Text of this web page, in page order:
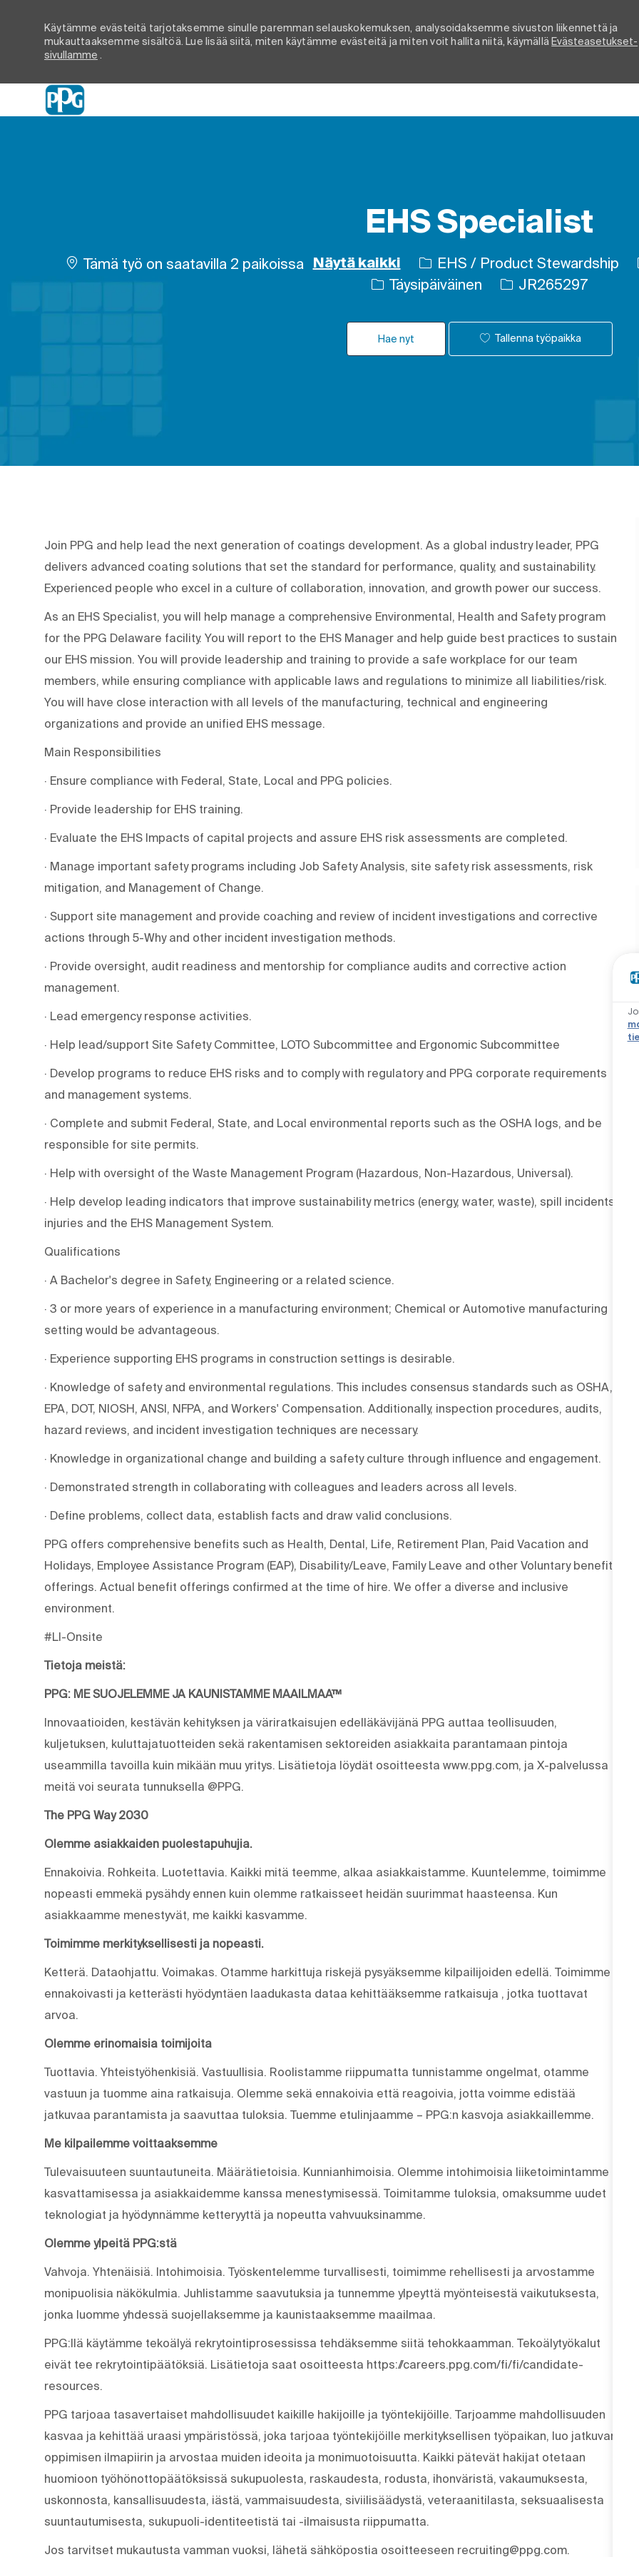
Käytämme evästeitä tarjotaksemme sinulle paremman selauskokemuksen, analysoidaksemme sivuston liikennettä ja
mukauttaaksemme sisältöä. Lue lisää siitä, miten käytämme evästeitä ja miten voit hallita niitä, käymällä Evästeasetukset-
sivullamme .
EHS Specialist
Tämä työ on saatavilla 2 paikoissa Näytä kaikki EHS / Product Stewardship
Työn tyyppi
Täysipäiväinen Työn tunnus
JR265297
Hae nyt Tallenna työpaikka
Join PPG and help lead the next generation of coatings development. As a global industry leader, PPG
delivers advanced coating solutions that set the standard for performance, quality, and sustainability.
Experienced people who excel in a culture of collaboration, innovation, and growth power our success.
As an EHS Specialist, you will help manage a comprehensive Environmental, Health and Safety program
for the PPG Delaware facility. You will report to the EHS Manager and help guide best practices to sustain
our EHS mission. You will provide leadership and training to provide a safe workplace for our team
members, while ensuring compliance with applicable laws and regulations to minimize all liabilities/risk.
You will have close interaction with all levels of the manufacturing, technical and engineering
organizations and provide an unified EHS message.
Main Responsibilities
· Ensure compliance with Federal, State, Local and PPG policies.
· Provide leadership for EHS training.
· Evaluate the EHS Impacts of capital projects and assure EHS risk assessments are completed.
· Manage important safety programs including Job Safety Analysis, site safety risk assessments, risk
mitigation, and Management of Change.
· Support site management and provide coaching and review of incident investigations and corrective
actions through 5-Why and other incident investigation methods.
· Provide oversight, audit readiness and mentorship for compliance audits and corrective action
management.
· Lead emergency response activities.
· Help lead/support Site Safety Committee, LOTO Subcommittee and Ergonomic Subcommittee
· Develop programs to reduce EHS risks and to comply with regulatory and PPG corporate requirements
and management systems.
· Complete and submit Federal, State, and Local environmental reports such as the OSHA logs, and be
responsible for site permits.
· Help with oversight of the Waste Management Program (Hazardous, Non-Hazardous, Universal).
· Help develop leading indicators that improve sustainability metrics (energy, water, waste), spill incidents,
injuries and the EHS Management System.
Qualifications
· A Bachelor's degree in Safety, Engineering or a related science.
· 3 or more years of experience in a manufacturing environment; Chemical or Automotive manufacturing
setting would be advantageous.
· Experience supporting EHS programs in construction settings is desirable.
· Knowledge of safety and environmental regulations. This includes consensus standards such as OSHA,
EPA, DOT, NIOSH, ANSI, NFPA, and Workers' Compensation. Additionally, inspection procedures, audits,
hazard reviews, and incident investigation techniques are necessary.
· Knowledge in organizational change and building a safety culture through influence and engagement.
· Demonstrated strength in collaborating with colleagues and leaders across all levels.
· Define problems, collect data, establish facts and draw valid conclusions.
PPG offers comprehensive benefits such as Health, Dental, Life, Retirement Plan, Paid Vacation and
Holidays, Employee Assistance Program (EAP), Disability/Leave, Family Leave and other Voluntary benefit
offerings. Actual benefit offerings confirmed at the time of hire. We offer a diverse and inclusive
environment.
#LI-Onsite
Tietoja meistä:
PPG: ME SUOJELEMME JA KAUNISTAMME MAAILMAA™
Innovaatioiden, kestävän kehityksen ja väriratkaisujen edelläkävijänä PPG auttaa teollisuuden,
kuljetuksen, kuluttajatuotteiden sekä rakentamisen sektoreiden asiakkaita parantamaan pintoja
useammilla tavoilla kuin mikään muu yritys. Lisätietoja löydät osoitteesta www.ppg.com, ja X-palvelussa
meitä voi seurata tunnuksella @PPG.
The PPG Way 2030
Olemme asiakkaiden puolestapuhujia.
Ennakoivia. Rohkeita. Luotettavia. Kaikki mitä teemme, alkaa asiakkaistamme. Kuuntelemme, toimimme
nopeasti emmekä pysähdy ennen kuin olemme ratkaisseet heidän suurimmat haasteensa. Kun
asiakkaamme menestyvät, me kaikki kasvamme.
Toimimme merkityksellisesti ja nopeasti.
Ketterä. Dataohjattu. Voimakas. Otamme harkittuja riskejä pysyäksemme kilpailijoiden edellä. Toimimme
ennakoivasti ja ketterästi hyödyntäen laadukasta dataa kehittääksemme ratkaisuja , jotka tuottavat
arvoa.
Olemme erinomaisia toimijoita
Tuottavia. Yhteistyöhenkisiä. Vastuullisia. Roolistamme riippumatta tunnistamme ongelmat, otamme
vastuun ja tuomme aina ratkaisuja. Olemme sekä ennakoivia että reagoivia, jotta voimme edistää
jatkuvaa parantamista ja saavuttaa tuloksia. Tuemme etulinjaamme – PPG:n kasvoja asiakkaillemme.
Me kilpailemme voittaaksemme
Tulevaisuuteen suuntautuneita. Määrätietoisia. Kunnianhimoisia. Olemme intohimoisia liiketoimintamme
kasvattamisessa ja asiakkaidemme kanssa menestymisessä. Toimitamme tuloksia, omaksumme uudet
teknologiat ja hyödynnämme ketteryyttä ja nopeutta vahvuuksinamme.
Olemme ylpeitä PPG:stä
Vahvoja. Yhtenäisiä. Into­himoisia. Työskentelemme turvallisesti, toimimme rehellisesti ja arvostamme
monipuolisia näkökulmia. Juhlistamme saavutuksia ja tunnemme ylpeyttä myönteisestä vaikutuksesta,
jonka luomme yhdessä suojellaksemme ja kaunistaaksemme maailmaa.
PPG:llä käytämme tekoälyä rekrytointiprosessissa tehdäksemme siitä tehokkaamman. Tekoälytyökalut
eivät tee rekrytointipäätöksiä. Lisätietoja saat osoitteesta https://careers.ppg.com/fi/fi/candidate-
resources.
PPG tarjoaa tasavertaiset mahdollisuudet kaikille hakijoille ja työntekijöille. Tarjoamme mahdollisuuden
kasvaa ja kehittää uraasi ympäristössä, joka tarjoaa työntekijöille merkityksellisen työpaikan, luo jatkuvan
oppimisen ilmapiirin ja arvostaa muiden ideoita ja monimuotoisuutta. Kaikki pätevät hakijat otetaan
huomioon työhönottopäätöksissä sukupuolesta, raskaudesta, rodusta, ihonväristä, vakaumuksesta,
uskonnosta, kansallisuudesta, iästä, vammaisuudesta, siviilisäädystä, veteraanitilasta, seksuaalisesta
suuntautumisesta, sukupuoli-identiteetistä tai -ilmaisusta riippumatta.
Jos tarvitset mukautusta vamman vuoksi, lähetä sähköpostia osoitteeseen recruiting@ppg.com.